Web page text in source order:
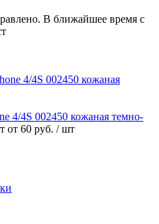
В ближайшее время с
4/4S 002450 кожаная темно-
от 60 руб. / шт